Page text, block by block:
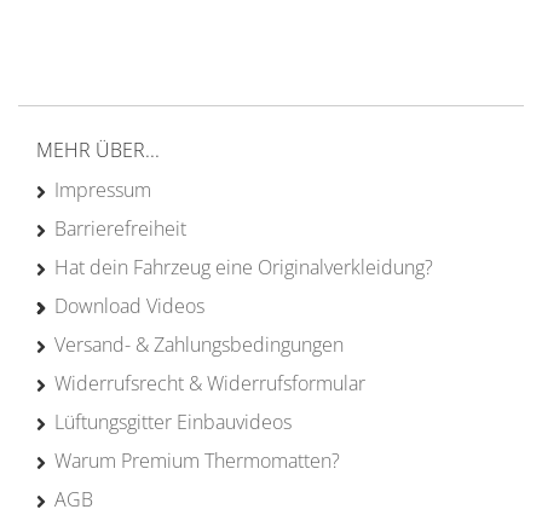
MEHR ÜBER...
Impressum
Barrierefreiheit
Hat dein Fahrzeug eine Originalverkleidung?
Download Videos
Versand- & Zahlungsbedingungen
Widerrufsrecht & Widerrufsformular
Lüftungsgitter Einbauvideos
Warum Premium Thermomatten?
AGB